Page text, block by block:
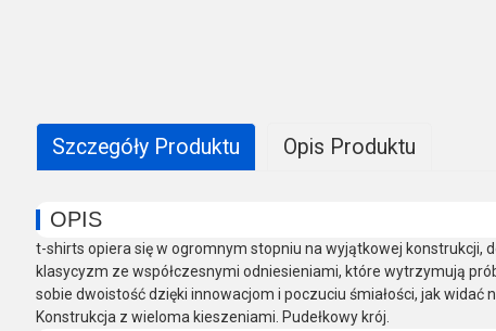
Szczegóły Produktu Opis Produktu
OPIS
t-shirts opiera się w ogromnym stopniu na wyjątkowej konstrukcji,
klasycyzm ze współczesnymi odniesieniami, które wytrzymują
sobie dwoistość dzięki innowacjom i poczuciu śmiałości, jak widać
Konstrukcja z wieloma kieszeniami. Pudełkowy krój.